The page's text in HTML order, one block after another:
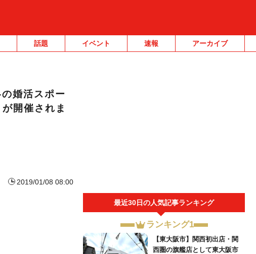
話題 イベント 速報 アーカイブ
婚活スポー
開催されま
2019/01/08 08:00
最近30日の人気記事ランキング
ランキング1
【東大阪市】関西初出店・関
西圏の旗艦店として東大阪市